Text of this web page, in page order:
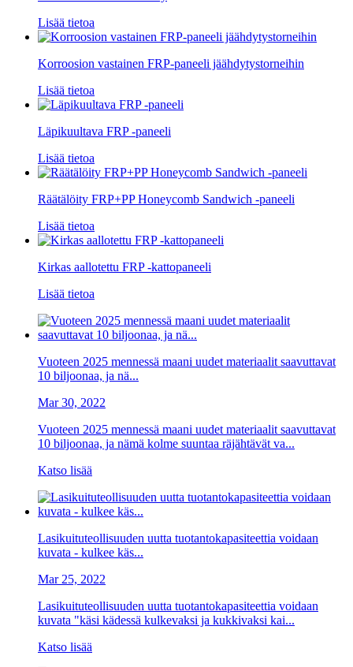
Lisää tietoa
Korroosion vastainen FRP-paneeli jäähdytystorneihin
Lisää tietoa
Läpikuultava FRP -paneeli
Lisää tietoa
Räätälöity FRP+PP Honeycomb Sandwich -paneeli
Lisää tietoa
Kirkas aallotettu FRP -kattopaneeli
Lisää tietoa
Vuoteen 2025 mennessä maani uudet materiaalit saavuttavat
10 biljoonaa, ja nä...
Mar 30, 2022
Vuoteen 2025 mennessä maani uudet materiaalit saavuttavat
10 biljoonaa, ja nämä kolme suuntaa räjähtävät va...
Katso lisää
Lasikuituteollisuuden uutta tuotantokapasiteettia voidaan
kuvata - kulkee käs...
Mar 25, 2022
Lasikuituteollisuuden uutta tuotantokapasiteettia voidaan
kuvata "käsi kädessä kulkevaksi ja kukkivaksi kai...
Katso lisää